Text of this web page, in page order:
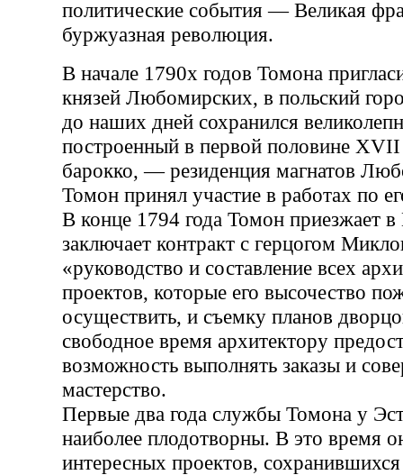
политические события — Великая
буржуазная революция.
В начале 1790х годов Томона
князей Любомирских, в польский
до наших дней сохранился
построенный в первой половине XVII
барокко, — резиденция магнатов
Томон принял участие в работах по
В конце 1794 года Томон приезжает
заключает контракт с герцогом
«руководство и составление всех
проектов, которые его высочество
осуществить, и съемку планов
свободное время архитектору
возможность выполнять заказы и
мастерство.
Первые два года службы Томона у
наиболее плодотворны. В это время
интересных проектов,